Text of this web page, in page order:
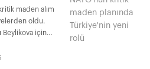
maden alım
oldu.
Beylikova için
belgelemekten,